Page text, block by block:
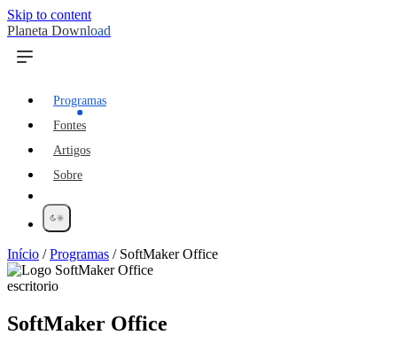
Skip to content
Planeta Download
Programas
Fontes
Artigos
Sobre
Início /Programas / SoftMaker Office
escritorio
SoftMaker Office